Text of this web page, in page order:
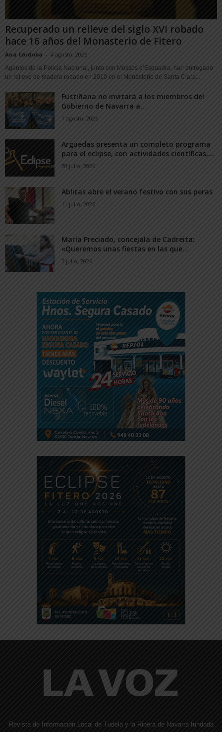
Recuperado un relieve del siglo XVI robado
hace 16 años del Monasterio de Fitero
Ana Córdoba - 4 agosto, 2026
Agentes de la Policía Nacional, junto con Mossos d’Esquadra, han entregado
un relieve de madera robado en 2010 en el Monasterio de Santa Clara...
Fustiñana no invitará a los miembros del
Gobierno de Navarra a...
1 agosto, 2026
Arguedas presenta un completo programa
para el eclipse, con actividades científicas,...
20 julio, 2026
Ablitas abre el verano festivo con sus peras
11 julio, 2026
María Preciado, concejala de Cadreita:
«Queremos unas fiestas en las que...
7 julio, 2026
Revista de Información Local de Tudela y la Ribera de Navarra fundada